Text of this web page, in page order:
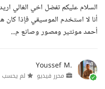
السلام عليكم تفضل اخي الغالي
أنا لا استخدم الموسيقي فإذا كان
أحمد مونتير ومصور وصانع م...
Youssef M.
محرر فيديو لم يحسب